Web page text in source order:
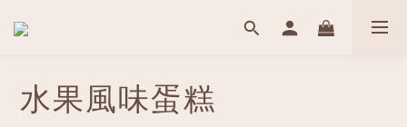
水果風味蛋糕